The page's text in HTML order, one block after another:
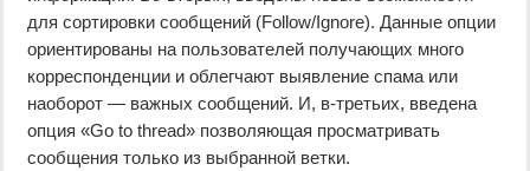
для сортировки сообщений (Follow/Ignore). Данные опции
ориентированы на пользователей получающих много
корреспонденции и облегчают выявление спама или
наоборот — важных сообщений. И, в-третьих, введена
опция «Go to thread» позволяющая просматривать
сообщения только из выбранной ветки.